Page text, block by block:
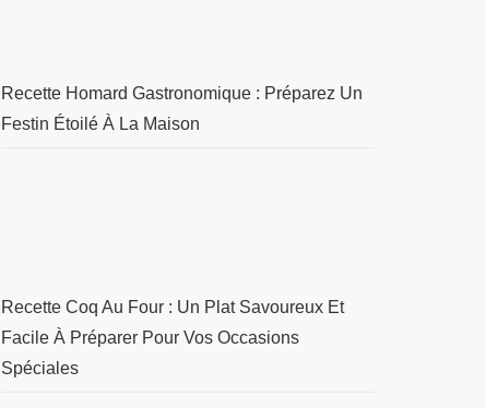
Recette Homard Gastronomique : Préparez Un
Festin Étoilé À La Maison
Recette Coq Au Four : Un Plat Savoureux Et
Facile À Préparer Pour Vos Occasions
Spéciales